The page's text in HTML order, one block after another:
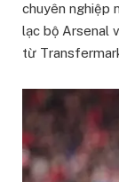
chuyên nghiệp
lạc bộ Arsenal
từ